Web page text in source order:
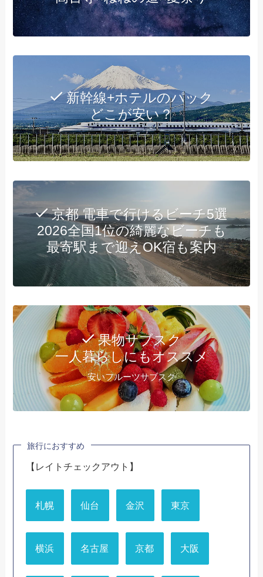
新幹線+ホテルのパック
どこが安い？
京都 電車で行けるビーチ5選
2026全国1位の綺麗なビーチも
最寄駅まで迎えOK宿も案内
果物サブスク
一人暮らしにもオススメ
安いフルーツサブスク
旅行におすすめ
【レイトチェックアウト】
札幌 仙台 金沢 東京
横浜 名古屋 京都 大阪